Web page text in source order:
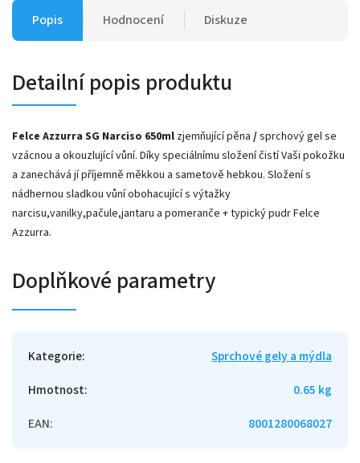
Popis Hodnocení Diskuze
Detailní popis produktu
Felce Azzurra SG Narciso 650ml zjemňující pěna /sprchový gel se
vzácnou a okouzlující vůní. Díky speciálnímu složení čistí Vaši pokožku
a zanechává jí příjemně měkkou a sametově hebkou. Složení s
nádhernou sladkou vůní obohacující s výtažky
narcisu,vanilky,pačule,jantaru a pomeranče + typický pudr Felce
Azzurra.
Doplňkové parametry
Kategorie:
Sprchové gely a mýdla
Hmotnost:
0.65 kg
EAN: 8001280068027